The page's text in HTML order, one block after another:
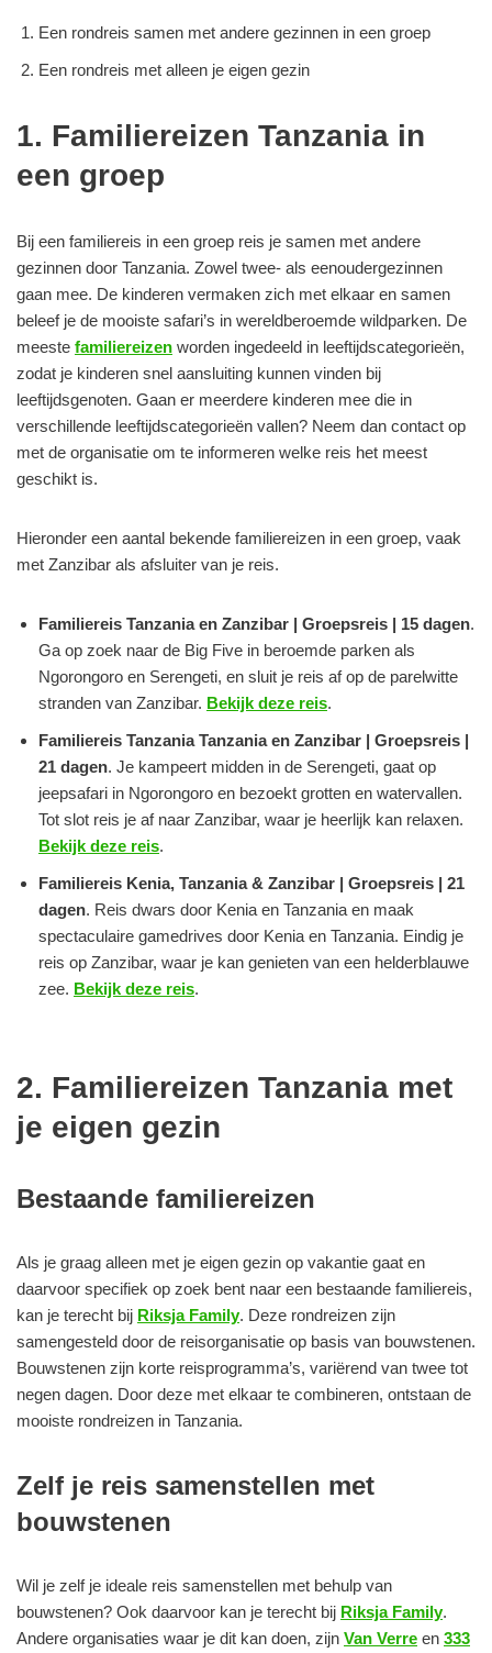
Een rondreis samen met andere gezinnen in een groep
Een rondreis met alleen je eigen gezin
1. Familiereizen Tanzania in
een groep
Bij een familiereis in een groep reis je samen met andere
gezinnen door Tanzania. Zowel twee- als eenoudergezinnen
gaan mee. De kinderen vermaken zich met elkaar en samen
beleef je de mooiste safari’s in wereldberoemde wildparken. De
meeste familiereizen worden ingedeeld in leeftijdscategorieën,
zodat je kinderen snel aansluiting kunnen vinden bij
leeftijdsgenoten. Gaan er meerdere kinderen mee die in
verschillende leeftijdscategorieën vallen? Neem dan contact op
met de organisatie om te informeren welke reis het meest
geschikt is.
Hieronder een aantal bekende familiereizen in een groep, vaak
met Zanzibar als afsluiter van je reis.
Familiereis Tanzania en Zanzibar | Groepsreis | 15 dagen.
Ga op zoek naar de Big Five in beroemde parken als
Ngorongoro en Serengeti, en sluit je reis af op de parelwitte
stranden van Zanzibar. Bekijk deze reis.
Familiereis Tanzania Tanzania en Zanzibar | Groepsreis |
21 dagen. Je kampeert midden in de Serengeti, gaat op
jeepsafari in Ngorongoro en bezoekt grotten en watervallen.
Tot slot reis je af naar Zanzibar, waar je heerlijk kan relaxen.
Bekijk deze reis.
Familiereis Kenia, Tanzania & Zanzibar | Groepsreis | 21
dagen. Reis dwars door Kenia en Tanzania en maak
spectaculaire gamedrives door Kenia en Tanzania. Eindig je
reis op Zanzibar, waar je kan genieten van een helderblauwe
zee. Bekijk deze reis.
2. Familiereizen Tanzania met
je eigen gezin
Bestaande familiereizen
Als je graag alleen met je eigen gezin op vakantie gaat en
daarvoor specifiek op zoek bent naar een bestaande familiereis,
kan je terecht bij Riksja Family. Deze rondreizen zijn
samengesteld door de reisorganisatie op basis van bouwstenen.
Bouwstenen zijn korte reisprogramma’s, variërend van twee tot
negen dagen. Door deze met elkaar te combineren, ontstaan de
mooiste rondreizen in Tanzania.
Zelf je reis samenstellen met
bouwstenen
Wil je zelf je ideale reis samenstellen met behulp van
bouwstenen? Ook daarvoor kan je terecht bij Riksja Family.
Andere organisaties waar je dit kan doen, zijn Van Verre en 333